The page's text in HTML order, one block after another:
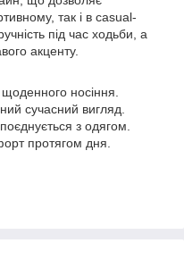
так і в casual-
під час ходьби, а
акценту.
носіння.
сучасний вигляд.
з одягом.
протягом дня.